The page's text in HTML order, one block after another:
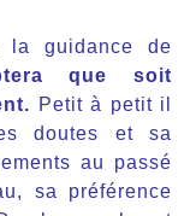
guidance de
que soit
Petit à petit il
doutes et sa
au passé
sa préférence